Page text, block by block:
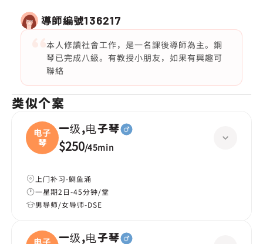
導師編號136217
本人修讀社會工作，是一名課後導師為主。鋼
琴已完成八級。有教授小朋友，如果有興趣可
聯絡
类似个案
电子
琴
一级,电子琴
$250/45min
上门补习-鰂鱼涌
一星期2日-45分钟/堂
男导师/女导师-DSE
电子
一级,电子琴